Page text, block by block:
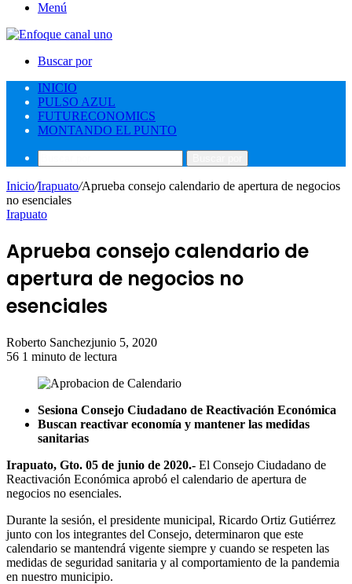
Menú
Buscar por
INICIO
PULSO AZUL
FUTURECONOMICS
MONTANDO EL PUNTO
Inicio/Irapuato/Aprueba consejo calendario de apertura de negocios
no esenciales
Irapuato
Aprueba consejo calendario de
apertura de negocios no
esenciales
Roberto Sanchezjunio 5, 2020
56 1 minuto de lectura
Sesiona Consejo Ciudadano de Reactivación Económica
Buscan reactivar economía y mantener las medidas
sanitarias
Irapuato, Gto. 05 de junio de 2020.- El Consejo Ciudadano de
Reactivación Económica aprobó el calendario de apertura de
negocios no esenciales.
Durante la sesión, el presidente municipal, Ricardo Ortiz Gutiérrez
junto con los integrantes del Consejo, determinaron que este
calendario se mantendrá vigente siempre y cuando se respeten las
medidas de seguridad sanitaria y al comportamiento de la pandemia
en nuestro municipio.